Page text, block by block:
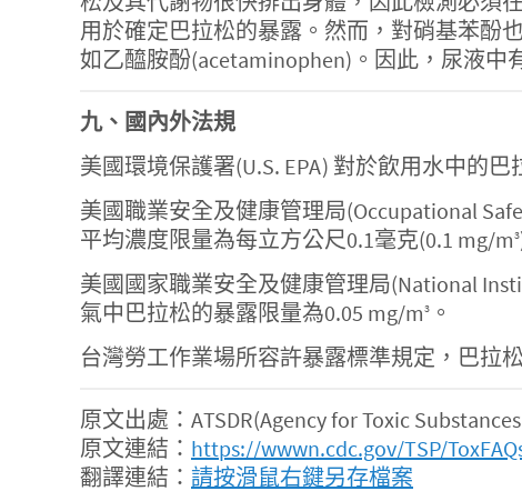
用於確定巴拉松的暴露。然而，對硝基苯酚
如乙醯胺酚(acetaminophen)。因此，尿液
九、國內外法規
美國環境保護署(U.S. EPA) 對於飲用水中的
美國職業安全及健康管理局(Occupational
平均濃度限量為每立方公尺0.1毫克(0.1 mg/m3
美國國家職業安全及健康管理局(National
氣中巴拉松的暴露限量為0.05 mg/m3 。
台灣勞工作業場所容許暴露標準規定，巴拉
原文出處：ATSDR(Agency for Toxic
原文連結： https://wwwn.cdc.gov/TSP/
翻譯連結： 請按滑鼠右鍵另存檔案